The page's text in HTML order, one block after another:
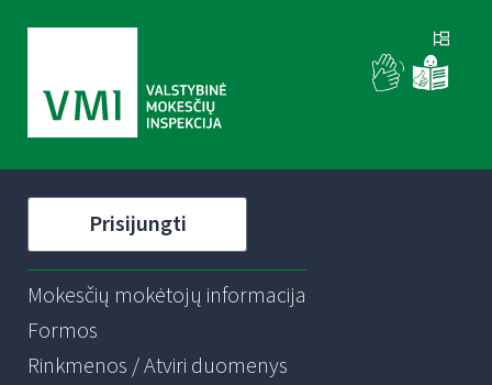
Prisijungti
Mokesčių mokėtojų informacija
Formos
Rinkmenos / Atviri duomenys